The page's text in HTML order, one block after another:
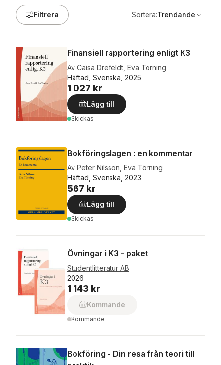
Filtrera Sortera:Trendande
Finansiell rapportering enligt K3
Av Caisa Drefeldt Eva Törning
Häftad, Svenska, 2025
1 027 kr
Lägg till
Skickas
Bokföringslagen : en kommentar
Av Peter Nilsson Eva Törning
Häftad, Svenska, 2023
567 kr
Lägg till
Skickas
Övningar i K3 - paket
Studentlitteratur AB
2026
1 143 kr
Kommande
Kommande
Bokföring - Din resa från teori till